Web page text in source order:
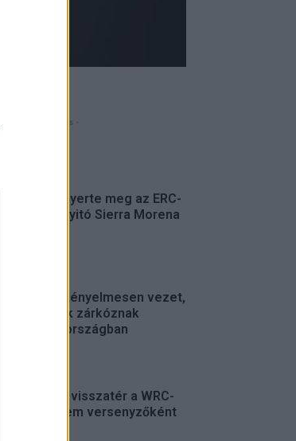
- Hirdetés -
Suárez nyerte meg az ERC-
szezonnyitó Sierra Morena
Suárez kényelmesen vezet,
Németék zárkóznak
Spanyolországban
Munster visszatér a WRC-
be, de nem versenyzőként